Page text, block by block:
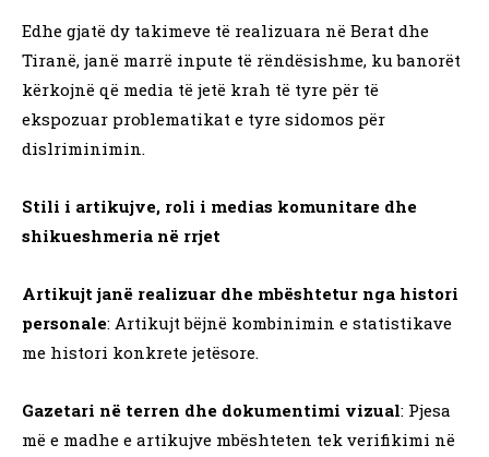
Edhe gjatë dy takimeve të realizuara në Berat dhe
Tiranë, janë marrë inpute të rëndësishme, ku banorët
kërkojnë që media të jetë krah të tyre për të
ekspozuar problematikat e tyre sidomos për
dislriminimin.
Stili i artikujve, roli i medias komunitare dhe
shikueshmeria në rrjet
Artikujt janë realizuar dhe mbështetur nga histori
personale: Artikujt bëjnë kombinimin e statistikave
me histori konkrete jetësore.
Gazetari në terren dhe dokumentimi vizual: Pjesa
më e madhe e artikujve mbështeten tek verifikimi në